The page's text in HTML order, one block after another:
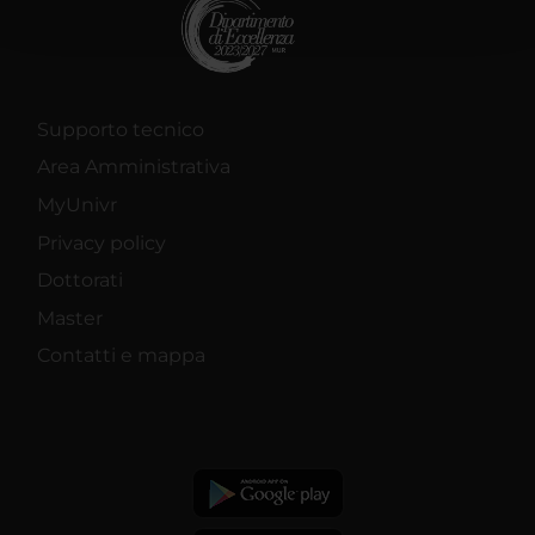
con altre informazioni che hai fornito loro o che hanno
raccolto dal tuo utilizzo dei loro servizi.
Supporto tecnico
Area Amministrativa
MyUnivr
Privacy policy
Dottorati
Master
Contatti e mappa